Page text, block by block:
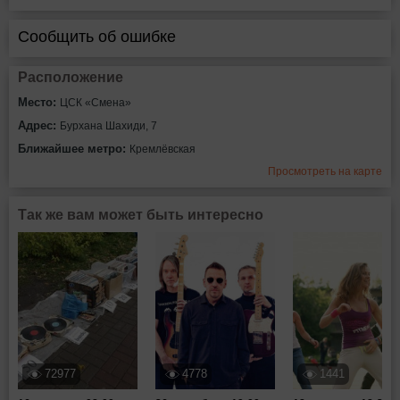
Сообщить об ошибке
Расположение
Место: ЦСК «Смена»
Адрес: Бурхана Шахиди, 7
Ближайшее метро: Кремлёвская
Просмотреть на карте
Так же вам может быть интересно
72977 4778 1441